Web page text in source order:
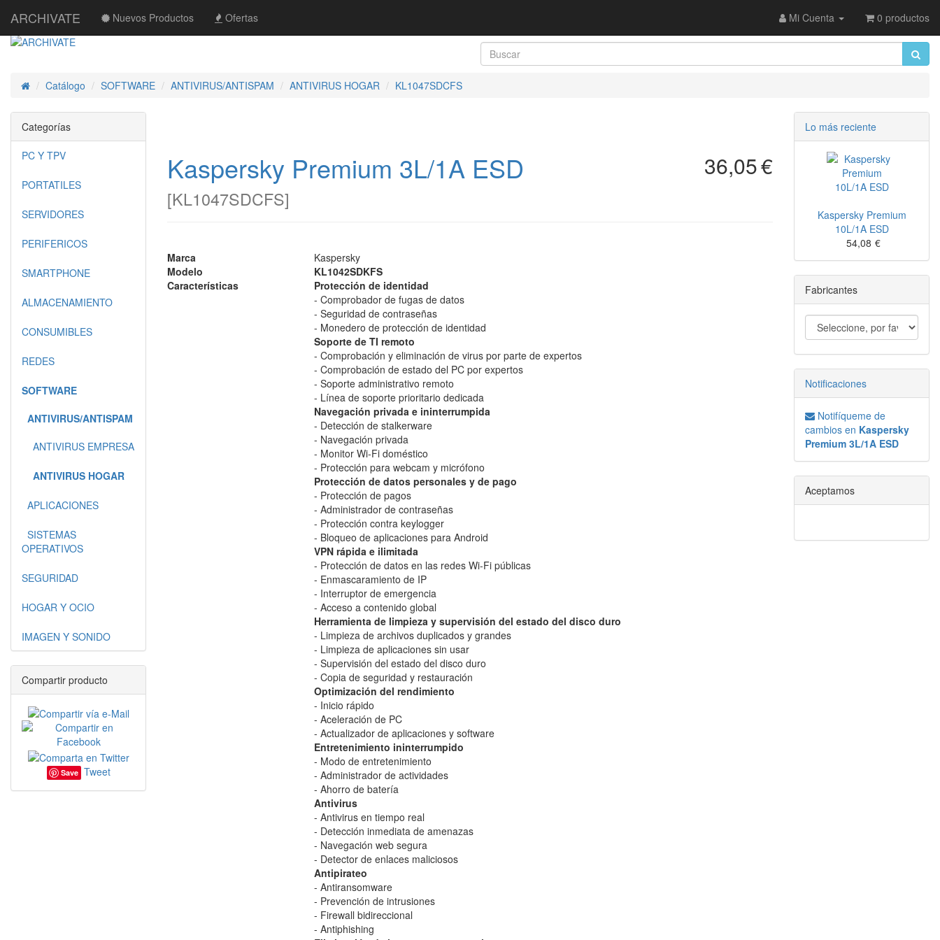
ARCHIVATE Nuevos Productos Ofertas Mi Cuenta 0 productos
InicioCatálogo SOFTWARE ANTIVIRUS/ANTISPAM ANTIVIRUS HOGAR KL1047SDCFS
Kaspersky Premium 3L/1A ESD
[KL1047SDCFS]
36,05€
Marca
Kaspersky
Modelo
KL1042SDKFS
Características
Protección de identidad
- Comprobador de fugas de datos
- Seguridad de contraseñas
- Monedero de protección de identidad
Soporte de TI remoto
- Comprobación y eliminación de virus por parte de expertos
- Comprobación de estado del PC por expertos
- Soporte administrativo remoto
- Línea de soporte prioritario dedicada
Navegación privada e ininterrumpida
- Detección de stalkerware
- Navegación privada
- Monitor Wi-Fi doméstico
- Protección para webcam y micrófono
Protección de datos personales y de pago
- Protección de pagos
- Administrador de contraseñas
- Protección contra keylogger
- Bloqueo de aplicaciones para Android
VPN rápida e ilimitada
- Protección de datos en las redes Wi-Fi públicas
- Enmascaramiento de IP
- Interruptor de emergencia
- Acceso a contenido global
Herramienta de limpieza y supervisión del estado del disco duro
- Limpieza de archivos duplicados y grandes
- Limpieza de aplicaciones sin usar
- Supervisión del estado del disco duro
- Copia de seguridad y restauración
Optimización del rendimiento
- Inicio rápido
- Aceleración de PC
- Actualizador de aplicaciones y software
Entretenimiento ininterrumpido
- Modo de entretenimiento
- Administrador de actividades
- Ahorro de batería
Antivirus
- Antivirus en tiempo real
- Detección inmediata de amenazas
- Navegación web segura
- Detector de enlaces maliciosos
Antipirateo
- Antiransomware
- Prevención de intrusiones
- Firewall bidireccional
- Antiphishing
Categorías
PC Y TPV
PORTATILES
SERVIDORES
PERIFERICOS
SMARTPHONE
ALMACENAMIENTO
CONSUMIBLES
REDES
SOFTWARE
ANTIVIRUS/ANTISPAM
ANTIVIRUS EMPRESA
ANTIVIRUS HOGAR
APLICACIONES
SISTEMAS
OPERATIVOS
SEGURIDAD
HOGAR Y OCIO
IMAGEN Y SONIDO
Compartir producto
Save Tweet
Lo más reciente
Kaspersky Premium
10L/1A ESD
54,08 €
Fabricantes
Notificaciones
Notifíqueme de
cambios en Kaspersky
Premium 3L/1A ESD
Aceptamos